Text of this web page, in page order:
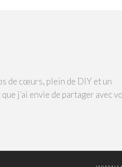
de cœurs, plein de DIY et un
j’ai envie de partager avec